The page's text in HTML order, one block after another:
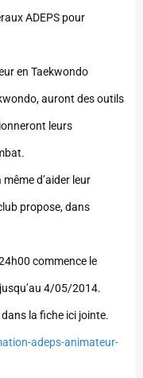
ADEPS pour
en Taekwondo
auront des outils
leurs
d’aider leur
propose, dans
commence le
4/05/2014.
la fiche ici jointe.
adeps-animateur-